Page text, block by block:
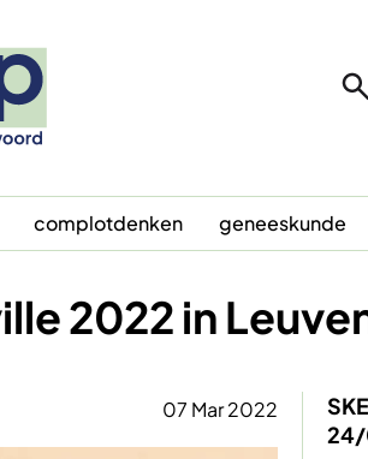
complotdenken geneeskunde
2022 in
07 Mar 2022